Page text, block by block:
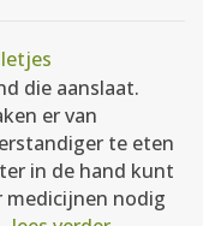
die aanslaat.
er van
te eten
in de hand kunt
medicijnen nodig